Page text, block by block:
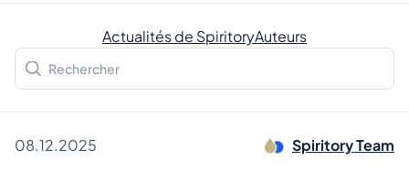
Actualités de SpiritoryAuteurs
08.12.2025 Spiritory Team